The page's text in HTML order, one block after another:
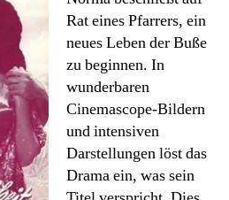
Rat eines Pfarrers, ein
neues Leben der Buße
zu beginnen. In
wunderbaren
Cinemascope-Bildern
und intensiven
Darstellungen löst das
Drama ein, was sein